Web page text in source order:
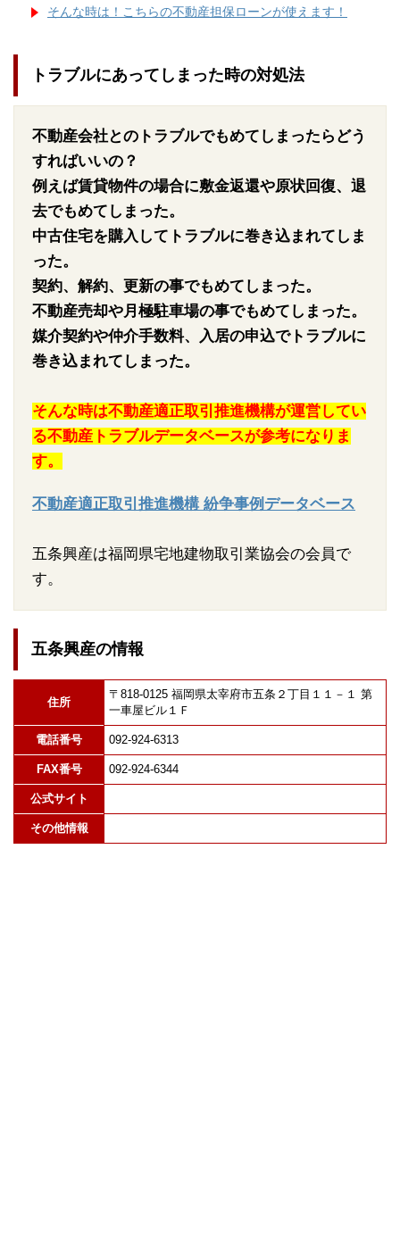
そんな時は！こちらの不動産担保ローンが使えます！
トラブルにあってしまった時の対処法
不動産会社とのトラブルでもめてしまったらどう
すればいいの？
例えば賃貸物件の場合に敷金返還や原状回復、退
去でもめてしまった。
中古住宅を購入してトラブルに巻き込まれてしま
った。
契約、解約、更新の事でもめてしまった。
不動産売却や月極駐車場の事でもめてしまった。
媒介契約や仲介手数料、入居の申込でトラブルに
巻き込まれてしまった。
そんな時は不動産適正取引推進機構が運営してい
る不動産トラブルデータベースが参考になりま
す。
不動産適正取引推進機構 紛争事例データベース
五条興産は福岡県宅地建物取引業協会の会員で
す。
五条興産の情報
住所
〒818-0125 福岡県太宰府市五条２丁目１１－１ 第
一車屋ビル１Ｆ
電話番号 092-924-6313
FAX番号 092-924-6344
公式サイト
その他情報